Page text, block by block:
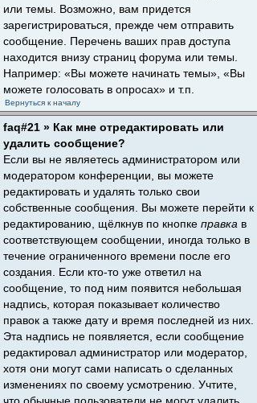
или темы. Возможно, вам придется
зарегистрироваться, прежде чем отправить
сообщение. Перечень ваших прав доступа
находится внизу страниц форума или темы.
Например: «Вы можете начинать темы», «Вы
можете голосовать в опросах» и т.п.
Вернуться к началу
faq#21 » Как мне отредактировать или
удалить сообщение?
Если вы не являетесь администратором или
модератором конференции, вы можете
редактировать и удалять только свои
собственные сообщения. Вы можете перейти к
редактированию, щёлкнув по кнопке правка в
соответствующем сообщении, иногда только в
течение ограниченного времени после его
создания. Если кто-то уже ответил на
сообщение, то под ним появится небольшая
надпись, которая показывает количество
правок а также дату и время последней из них.
Эта надпись не появляется, если сообщение
редактировал администратор или модератор,
хотя они могут сами написать о сделанных
изменениях по своему усмотрению. Учтите,